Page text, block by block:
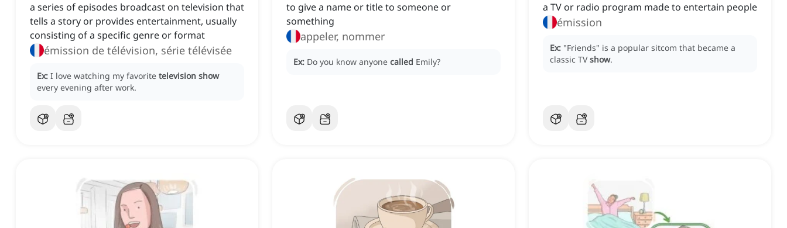
a series of episodes broadcast on television that
tells a story or provides entertainment, usually
consisting of a specific genre or format
émission de télévision, série télévisée
Ex: I love watching my favorite television show
every evening after work.
to give a name or title to someone or
something
appeler, nommer
Ex: Do you know anyone called Emily?
a TV or radio program made to entertain people
émission
Ex: "Friends" is a popular sitcom that became a
classic TVshow.